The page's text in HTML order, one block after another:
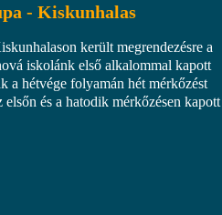
- Kiskunhalas
került megrendezésre a
iskolánk első alkalommal kapott
a hétvége folyamán hét mérkőzést
és a hatodik mérkőzésen kapott